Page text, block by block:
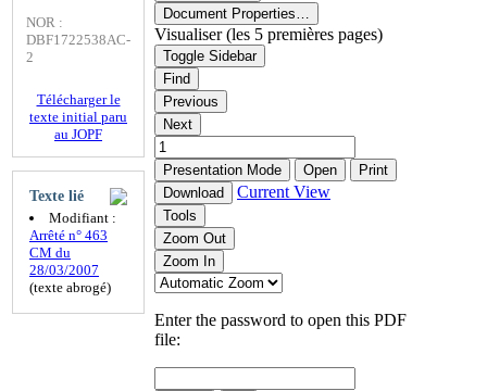
NOR :
DBF1722538AC-
2
Télécharger le
texte initial paru
au JOPF
Texte lié
Modifiant :
Arrêté n° 463
CM du
28/03/2007
(texte abrogé)
Document Properties…
Visualiser (les 5 premières pages)
Toggle Sidebar
Find
Previous
Next
Presentation Mode Open
Print
Download
Current View
Tools
Zoom Out
Zoom In
Enter the password to open this PDF
file: